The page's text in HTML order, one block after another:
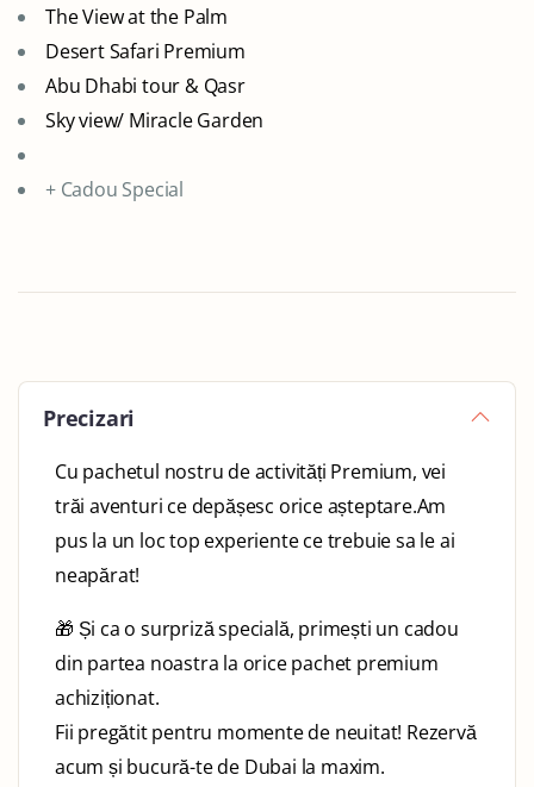
The View at the Palm
Desert Safari Premium
Abu Dhabi tour & Qasr
Sky view/ Miracle Garden
+ Cadou Special
Precizari
Cu pachetul nostru de activități Premium, vei
trăi aventuri ce depășesc orice așteptare.Am
pus la un loc top experiente ce trebuie sa le ai
neapărat!
🎁 Și ca o surpriză specială, primești un cadou
din partea noastra la orice pachet premium
achiziționat.
Fii pregătit pentru momente de neuitat! Rezervă
acum și bucură-te de Dubai la maxim.